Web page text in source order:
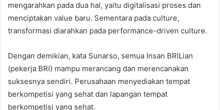
mengarahkan pada dua hal, yaitu digitalisasi proses dan
menciptakan value baru. Sementara pada culture,
transformasi diarahkan pada performance-driven culture.
Dengan demikian, kata Sunarso, semua Insan BRILian
(pekerja BRI) mampu merancang dan merencanakan
suksesnya sendiri. Perusahaan menyediakan tempat
berkompetisi yang sehat dan lapangan tempat
berkompetisi yang sehat.